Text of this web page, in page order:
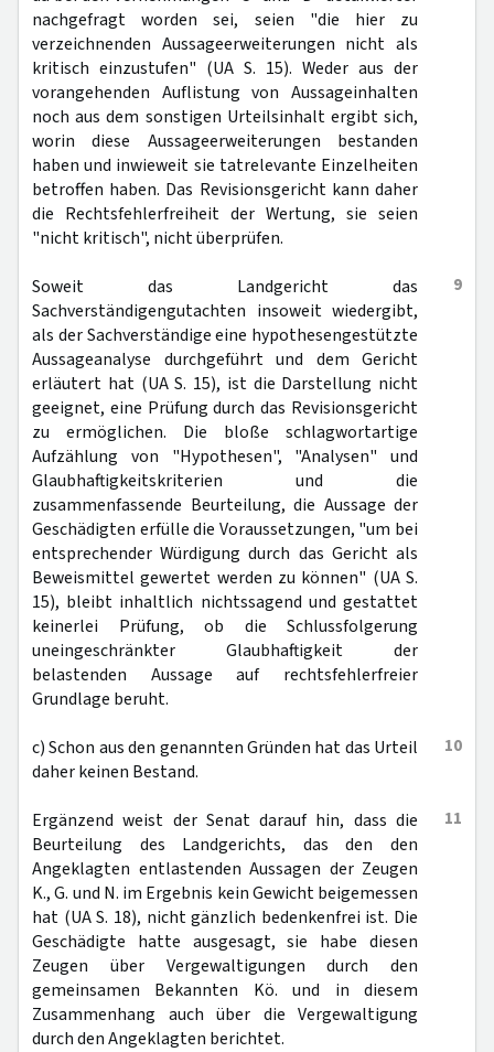
nachgefragt worden sei, seien "die hier zu
verzeichnenden Aussageerweiterungen nicht als
kritisch einzustufen" (UA S. 15). Weder aus der
vorangehenden Auflistung von Aussageinhalten
noch aus dem sonstigen Urteilsinhalt ergibt sich,
worin diese Aussageerweiterungen bestanden
haben und inwieweit sie tatrelevante Einzelheiten
betroffen haben. Das Revisionsgericht kann daher
die Rechtsfehlerfreiheit der Wertung, sie seien
"nicht kritisch", nicht überprüfen.
9
Soweit das Landgericht das
Sachverständigengutachten insoweit wiedergibt,
als der Sachverständige eine hypothesengestützte
Aussageanalyse durchgeführt und dem Gericht
erläutert hat (UA S. 15), ist die Darstellung nicht
geeignet, eine Prüfung durch das Revisionsgericht
zu ermöglichen. Die bloße schlagwortartige
Aufzählung von "Hypothesen", "Analysen" und
Glaubhaftigkeitskriterien und die
zusammenfassende Beurteilung, die Aussage der
Geschädigten erfülle die Voraussetzungen, "um bei
entsprechender Würdigung durch das Gericht als
Beweismittel gewertet werden zu können" (UA S.
15), bleibt inhaltlich nichtssagend und gestattet
keinerlei Prüfung, ob die Schlussfolgerung
uneingeschränkter Glaubhaftigkeit der
belastenden Aussage auf rechtsfehlerfreier
Grundlage beruht.
10
c) Schon aus den genannten Gründen hat das Urteil
daher keinen Bestand.
11
Ergänzend weist der Senat darauf hin, dass die
Beurteilung des Landgerichts, das den den
Angeklagten entlastenden Aussagen der Zeugen
K., G. und N. im Ergebnis kein Gewicht beigemessen
hat (UA S. 18), nicht gänzlich bedenkenfrei ist. Die
Geschädigte hatte ausgesagt, sie habe diesen
Zeugen über Vergewaltigungen durch den
gemeinsamen Bekannten Kö. und in diesem
Zusammenhang auch über die Vergewaltigung
durch den Angeklagten berichtet.